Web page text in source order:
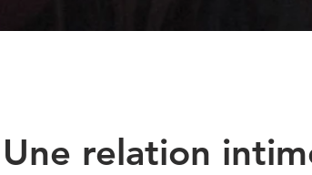
Une relation